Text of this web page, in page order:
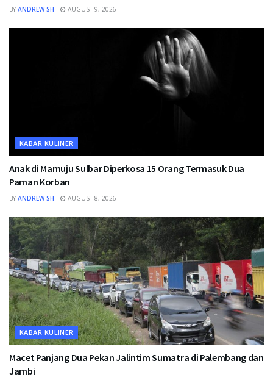
BY ANDREW SH AUGUST 9, 2026
KABAR KULINER
Anak di Mamuju Sulbar Diperkosa 15 Orang Termasuk Dua
Paman Korban
BY ANDREW SH AUGUST 8, 2026
KABAR KULINER
Macet Panjang Dua Pekan Jalintim Sumatra di Palembang dan
Jambi